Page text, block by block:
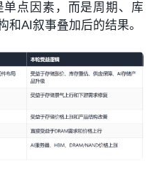
点因素，而是周期、库
和AI叙事叠加后的结果。